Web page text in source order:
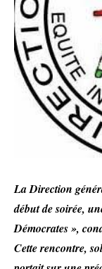
La Direction
début de soirée,
Démocrates »,
Cette rencontre,